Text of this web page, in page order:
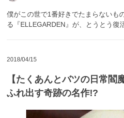
僕がこの世で1番好きでたまらないも
る『ELLEGARDEN』が、とうとう復
2018/04/15
【たくあんとバツの日常閻
ふれ出す奇跡の名作!?